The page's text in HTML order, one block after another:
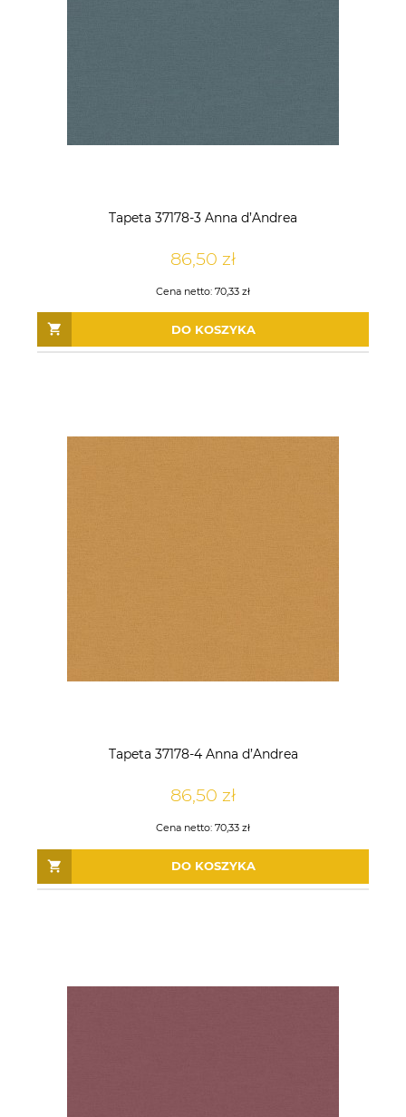
Tapeta 37178-3 Anna d’Andrea
86,50 zł
Cena netto: 70,33 zł
DO KOSZYKA
Tapeta 37178-4 Anna d’Andrea
86,50 zł
Cena netto: 70,33 zł
DO KOSZYKA